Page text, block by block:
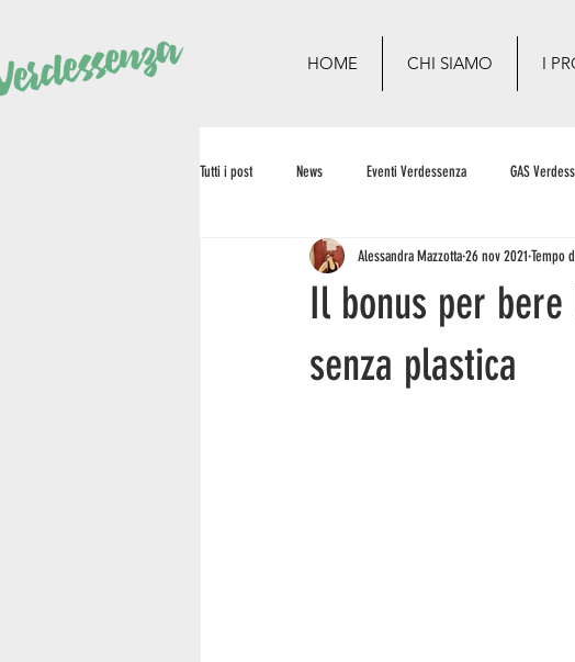
HOME CHI SIAMO I
Tutti i post News Eventi Verdessenza GAS
Il bonus per
senza plastica
Alessandra Mazzotta26 nov 2021 Tempo